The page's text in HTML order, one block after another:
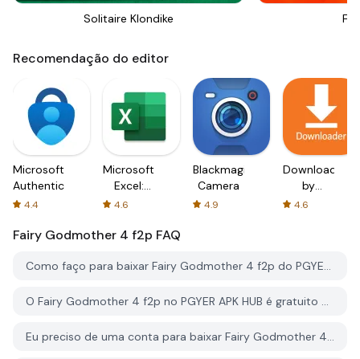
Solitaire Klondike
Recomendação do editor
Microsoft
Authenticator
4.4
Microsoft
Excel:
Spreadsheets
4.6
Blackmagic
Camera
4.9
Downloader
by
AFTVnews
4.6
Fairy Godmother 4 f2p FAQ
Como faço para baixar Fairy Godmother 4 f2p do PGYER APK HUB?
O Fairy Godmother 4 f2p no PGYER APK HUB é gratuito para baixar?
Eu preciso de uma conta para baixar Fairy Godmother 4 f2p do PGYER APK HUB?